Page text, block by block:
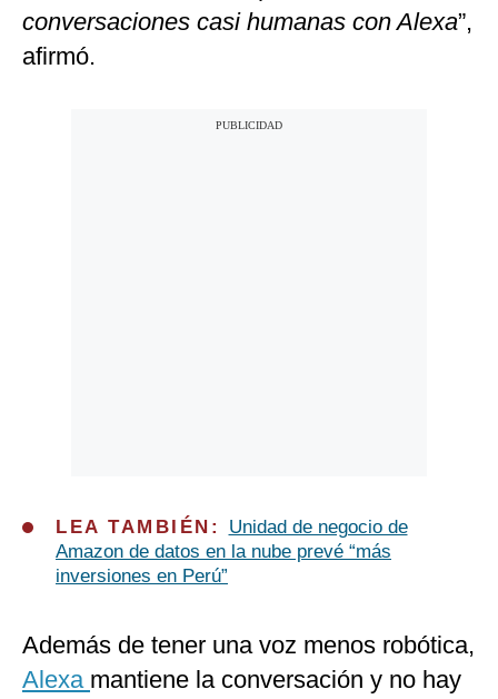
conversaciones casi humanas con Alexa”,
afirmó.
LEA TAMBIÉN: Unidad de negocio de
Amazon de datos en la nube prevé “más
inversiones en Perú”
Además de tener una voz menos robótica,
Alexa mantiene la conversación y no hay